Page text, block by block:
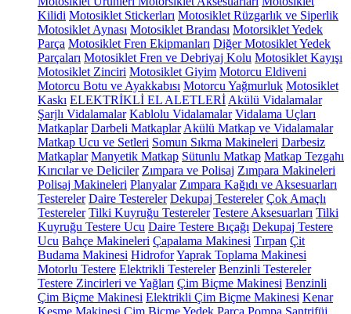
Kilidi Motosiklet Stickerları Motosiklet Rüzgarlık ve Siperlik
Motosiklet Aynası Motosiklet Brandası Motorsiklet Yedek
Parça Motosiklet Fren Ekipmanları Diğer Motosiklet Yedek
Parçaları Motosiklet Fren ve Debriyaj Kolu Motosiklet Kayışı
Motosiklet Zinciri Motosiklet Giyim Motorcu Eldiveni
Motorcu Botu ve Ayakkabısı Motorcu Yağmurluk Motosiklet
Kaskı ELEKTRİKLİ EL ALETLERİ Akülü Vidalamalar
Şarjlı Vidalamalar Kablolu Vidalamalar Vidalama Uçları
Matkaplar Darbeli Matkaplar Akülü Matkap ve Vidalamalar
Matkap Ucu ve Setleri Somun Sıkma Makineleri Darbesiz
Matkaplar Manyetik Matkap Sütunlu Matkap Matkap Tezgahı
Kırıcılar ve Deliciler Zımpara ve Polisaj Zımpara Makineleri
Polisaj Makineleri Planyalar Zımpara Kağıdı ve Aksesuarları
Testereler Daire Testereler Dekupaj Testereler Çok Amaçlı
Testereler Tilki Kuyruğu Testereler Testere Aksesuarları Tilki
Kuyruğu Testere Ucu Daire Testere Bıçağı Dekupaj Testere
Ucu Bahçe Makineleri Çapalama Makinesi Tırpan Çit
Budama Makinesi HidroforYaprak Toplama Makinesi
Motorlu Testere Elektrikli Testereler Benzinli Testereler
Testere Zincirleri ve Yağları Çim Biçme Makinesi Benzinli
Çim Biçme Makinesi Elektrikli Çim Biçme Makinesi Kenar
Kesme Makinesi Çim Biçme Yedek Parça Pompa Santrifüj